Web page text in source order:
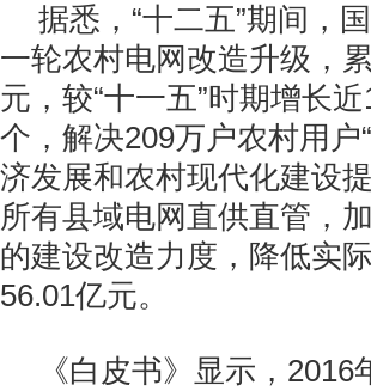
据悉，“十二五”期间，
一轮农村电网改造升级，
元，较“十一五”时期增长
个，解决209万户农村用
济发展和农村现代化建设
所有县域电网直供直管，
的建设改造力度，降低实
56.01亿元。
《白皮书》显示，